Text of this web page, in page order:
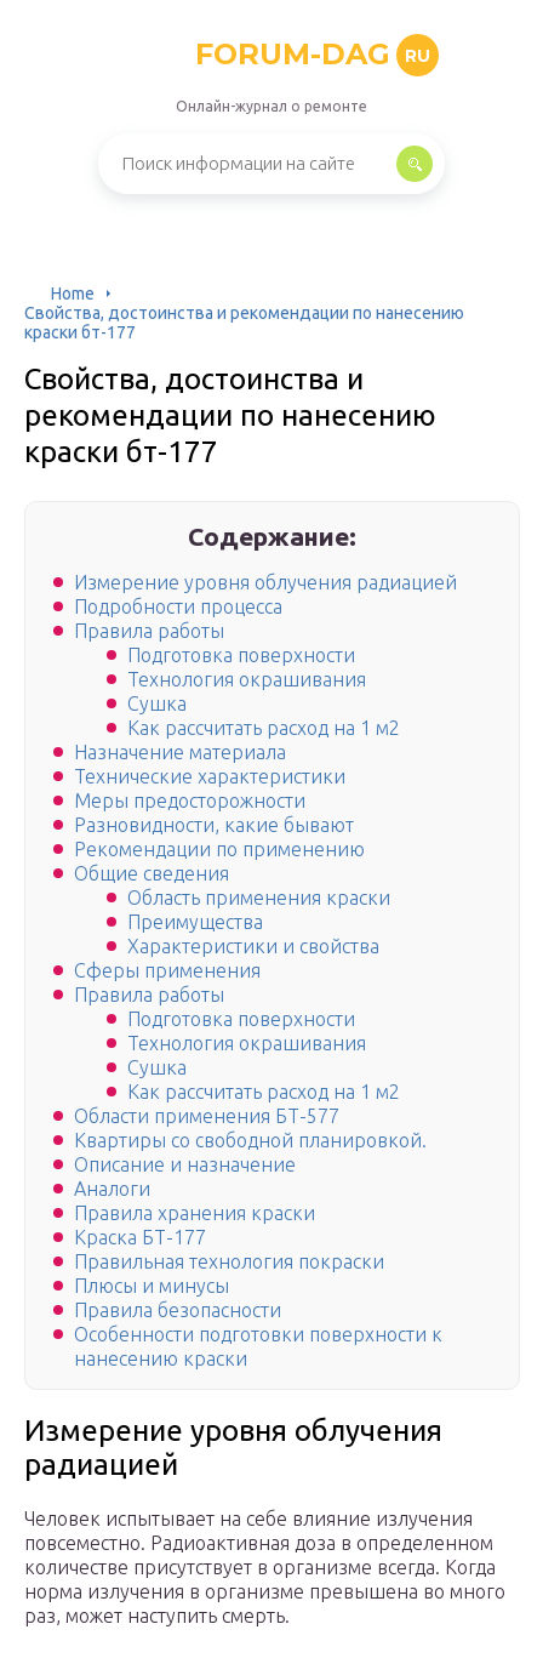
FORUM-DAG RU
Онлайн-журнал о ремонте
Home
Свойства, достоинства и рекомендации по нанесению
краски бт-177
Свойства, достоинства и
рекомендации по нанесению
краски бт-177
Содержание:
Измерение уровня облучения радиацией
Подробности процесса
Правила работы
Подготовка поверхности
Технология окрашивания
Сушка
Как рассчитать расход на 1 м2
Назначение материала
Технические характеристики
Меры предосторожности
Разновидности, какие бывают
Рекомендации по применению
Общие сведения
Область применения краски
Преимущества
Характеристики и свойства
Сферы применения
Правила работы
Подготовка поверхности
Технология окрашивания
Сушка
Как рассчитать расход на 1 м2
Области применения БТ-577
Квартиры со свободной планировкой.
Описание и назначение
Аналоги
Правила хранения краски
Краска БТ-177
Правильная технология покраски
Плюсы и минусы
Правила безопасности
Особенности подготовки поверхности к
нанесению краски
Измерение уровня облучения
радиацией
Человек испытывает на себе влияние излучения
повсеместно. Радиоактивная доза в определенном
количестве присутствует в организме всегда. Когда
норма излучения в организме превышена во много
раз, может наступить смерть.